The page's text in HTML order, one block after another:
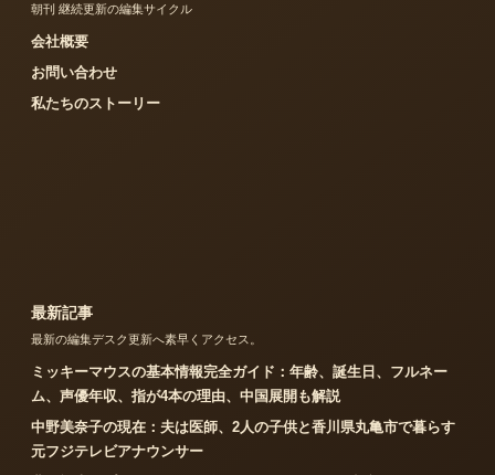
朝刊 継続更新の編集サイクル
会社概要
お問い合わせ
私たちのストーリー
最新記事
最新の編集デスク更新へ素早くアクセス。
ミッキーマウスの基本情報完全ガイド：年齢、誕生日、フルネー
ム、声優年収、指が4本の理由、中国展開も解説
中野美奈子の現在：夫は医師、2人の子供と香川県丸亀市で暮らす
元フジテレビアナウンサー